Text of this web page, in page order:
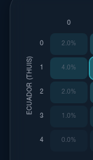
ECUADOR (THUIS)
0
0 2.0%
4.0%
2 2.0%
3 1.0%
4 0.0%